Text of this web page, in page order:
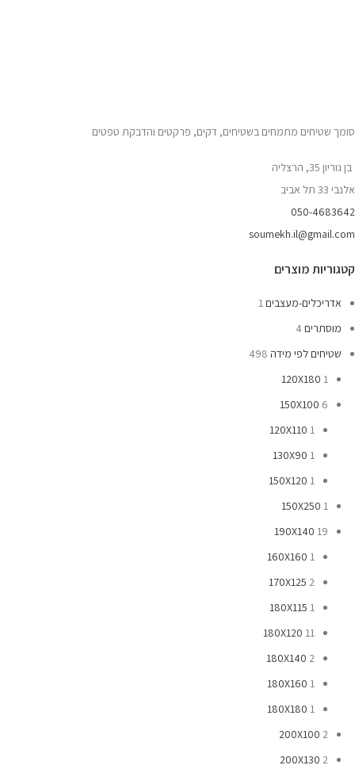
סומך שטיחים מתמחים בשטיחים, דקים, פרקטים והדבקת טפטים
בן גוריון 35, הרצליה
אלנבי 33 תל אביב
050-4683642
soumekh.il@gmail.com
קטגוריות מוצרים
אדריכלים-מעצבים1
מוסתרים 4
שטיחים לפי מידה 498
120X180 1
150X100 6
120X110 1
130X90 1
150X120 1
150X250 1
190X140 19
160X160 1
170X125 2
180X115 1
180X120 11
180X140 2
180X160 1
180X180 1
200X100 2
200X130 2